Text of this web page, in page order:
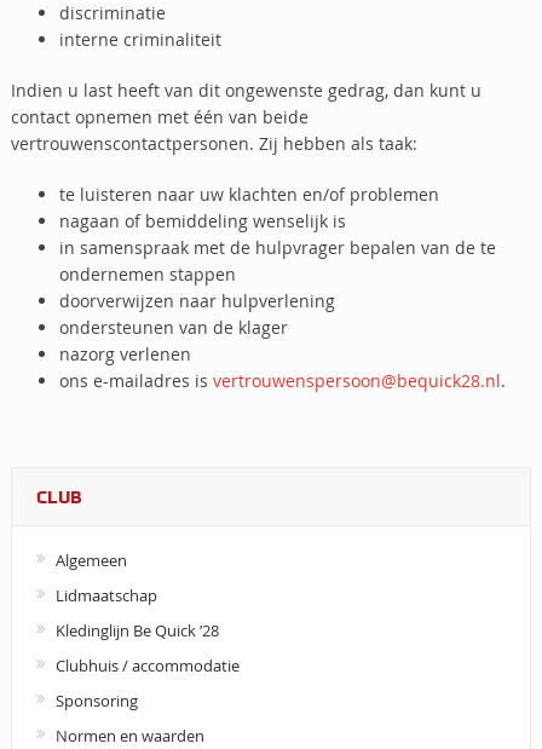
discriminatie
interne criminaliteit
Indien u last heeft van dit ongewenste gedrag, dan kunt u
contact opnemen met één van beide
vertrouwenscontactpersonen. Zij hebben als taak:
te luisteren naar uw klachten en/of problemen
nagaan of bemiddeling wenselijk is
in samenspraak met de hulpvrager bepalen van de te
ondernemen stappen
doorverwijzen naar hulpverlening
ondersteunen van de klager
nazorg verlenen
ons e-mailadres is vertrouwenspersoon@bequick28.nl.
CLUB
Algemeen
Lidmaatschap
Kledinglijn Be Quick ’28
Clubhuis / accommodatie
Sponsoring
Normen en waarden